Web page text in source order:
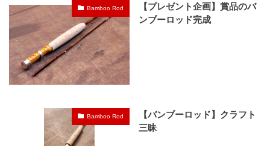
Bamboo Rod
【プレゼント企画】賞品のバ
ンブーロッド完成
Bamboo Rod
【バンブーロッド】クラフト
三昧